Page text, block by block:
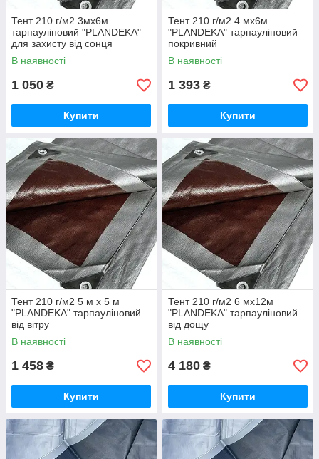
Тент 210 г/м2 3мх6м
тарпауліновий "PLANDEKA"
для захисту від сонця
В наявності
1 050 ₴
Купити
Тент 210 г/м2 4 мх6м
"PLANDEKA" тарпауліновий
покривний
В наявності
1 393 ₴
Купити
Тент 210 г/м2 5 м х 5 м
"PLANDEKA" тарпауліновий
від вітру
В наявності
1 458 ₴
Купити
Тент 210 г/м2 6 мх12м
"PLANDEKA" тарпауліновий
від дощу
В наявності
4 180 ₴
Купити